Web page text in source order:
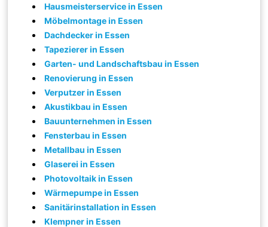
Hausmeisterservice in Essen
Möbelmontage in Essen
Dachdecker in Essen
Tapezierer in Essen
Garten- und Landschaftsbau in Essen
Renovierung in Essen
Verputzer in Essen
Akustikbau in Essen
Bauunternehmen in Essen
Fensterbau in Essen
Metallbau in Essen
Glaserei in Essen
Photovoltaik in Essen
Wärmepumpe in Essen
Sanitärinstallation in Essen
Klempner in Essen